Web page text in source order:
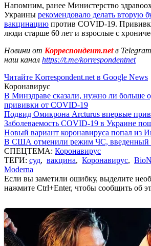
Напомним, ранее Министерство
Украины рекомендовало делать вторую
вакцинацию против COVID-19.
люди старше 60 лет и взрослые с
Новини от Корреспондент.netв
наш канал https://t.me/korrespondentnet
Читайте Korrespondent.net в Google News
Коронавирус
В Минздраве сказали, нужно ли больше
прививки от COVID-19
Подвид Омикрона Arcturus впервые
Заболеваемость COVID-19 в Украине
Новый вариант коронавируса попал из
В США отменили режим ЧС, введенный
СПЕЦТЕМА: Коронавирус
ТЕГИ: суд, вакцина, Коронавирус,
Moderna
Если вы заметили ошибку, выделите
нажмите Ctrl+Enter, чтобы сообщить об